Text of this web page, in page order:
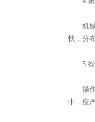
机械
快，分
5.操
操作
中，应